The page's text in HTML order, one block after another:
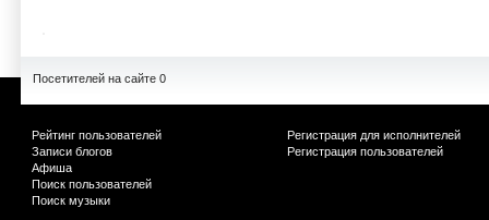
Посетителей на сайте 0
Рейтинг пользователей
Записи блогов
Афиша
Поиск пользователей
Поиск музыки
Регистрация для исполнителей
Регистрация пользователей